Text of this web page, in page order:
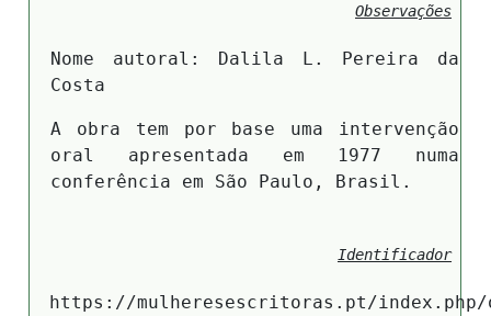
Observações
Nome autoral: Dalila L. Pereira da
Costa
A obra tem por base uma intervenção
oral apresentada em 1977 numa
conferência em São Paulo, Brasil.
Identificador
https://mulheresescritoras.pt/